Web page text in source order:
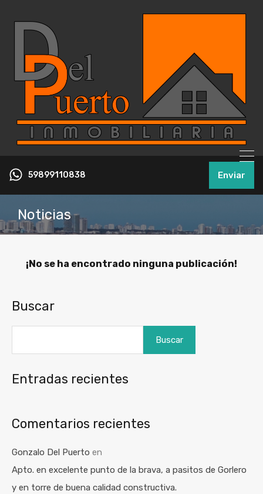
59899110838 Enviar
Noticias
¡No se ha encontrado ninguna publicación!
Buscar
Buscar
Entradas recientes
Comentarios recientes
Gonzalo Del Puerto en
Apto. en excelente punto de la brava, a pasitos de Gorlero
y en torre de buena calidad constructiva.